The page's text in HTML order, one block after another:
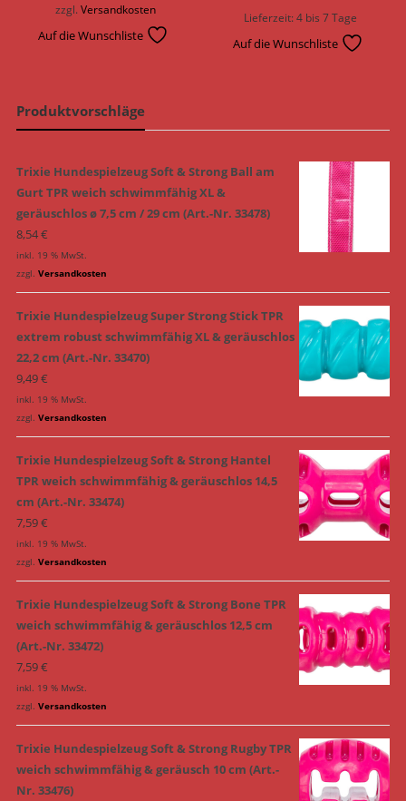
zzgl.Versandkosten
Auf die Wunschliste
Lieferzeit:4 bis 7 Tage
Auf die Wunschliste
Produktvorschläge
Trixie Hundespielzeug Soft & Strong Ball am
Gurt TPR weich schwimmfähig XL &
geräuschlos ø 7,5 cm / 29 cm (Art.-Nr. 33478)
8,54€
inkl. 19 % MwSt.
zzgl. Versandkosten
Trixie Hundespielzeug Super Strong Stick TPR
extrem robust schwimmfähig XL & geräuschlos
22,2 cm (Art.-Nr. 33470)
9,49€
inkl. 19 % MwSt.
zzgl. Versandkosten
Trixie Hundespielzeug Soft & Strong Hantel
TPR weich schwimmfähig & geräuschlos 14,5
cm (Art.-Nr. 33474)
7,59€
inkl. 19 % MwSt.
zzgl. Versandkosten
Trixie Hundespielzeug Soft & Strong Bone TPR
weich schwimmfähig & geräuschlos 12,5 cm
(Art.-Nr. 33472)
7,59€
inkl. 19 % MwSt.
zzgl. Versandkosten
Trixie Hundespielzeug Soft & Strong Rugby TPR
weich schwimmfähig & geräusch 10 cm (Art.-
Nr. 33476)